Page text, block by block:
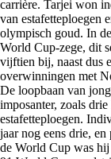
carrière. Tarjei won
van estafetteploegen
olympisch goud. In
World Cup-zege, dit
vijftien bij, naast dus
overwinningen met
De loopbaan van
imposanter, zoals
estafetteploegen.
jaar nog eens drie,
de World Cup was